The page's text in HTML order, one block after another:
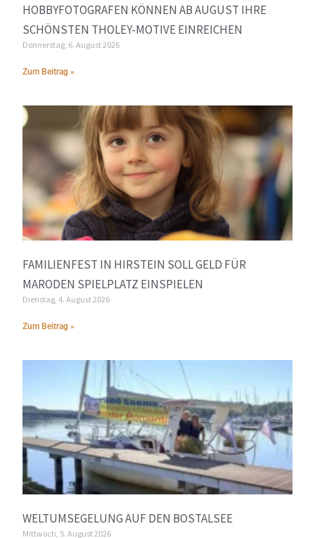
HOBBYFOTOGRAFEN KÖNNEN AB AUGUST IHRE
SCHÖNSTEN THOLEY-MOTIVE EINREICHEN
Donnerstag, 6. August 2026
Zum Beitrag »
FAMILIENFEST IN HIRSTEIN SOLL GELD FÜR
MARODEN SPIELPLATZ EINSPIELEN
Dienstag, 4. August 2026
Zum Beitrag »
WELTUMSEGELUNG AUF DEN BOSTALSEE
Mittwoch, 5. August 2026